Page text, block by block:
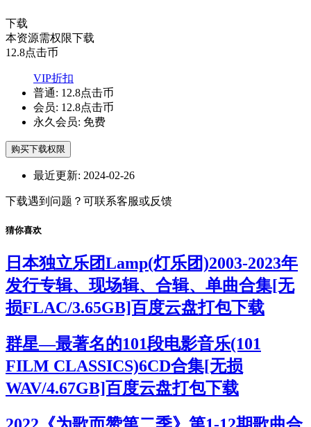
下载
本资源需权限下载
12.8点击币
VIP折扣
普通: 12.8点击币
会员: 12.8点击币
永久会员: 免费
购买下载权限
最近更新: 2024-02-26
下载遇到问题？可联系客服或反馈
猜你喜欢
日本独立乐团Lamp(灯乐团)2003-2023年
发行专辑、现场辑、合辑、单曲合集[无
损FLAC/3.65GB]百度云盘打包下载
群星—最著名的101段电影音乐(101
FILM CLASSICS)6CD合集[无损
WAV/4.67GB]百度云盘打包下载